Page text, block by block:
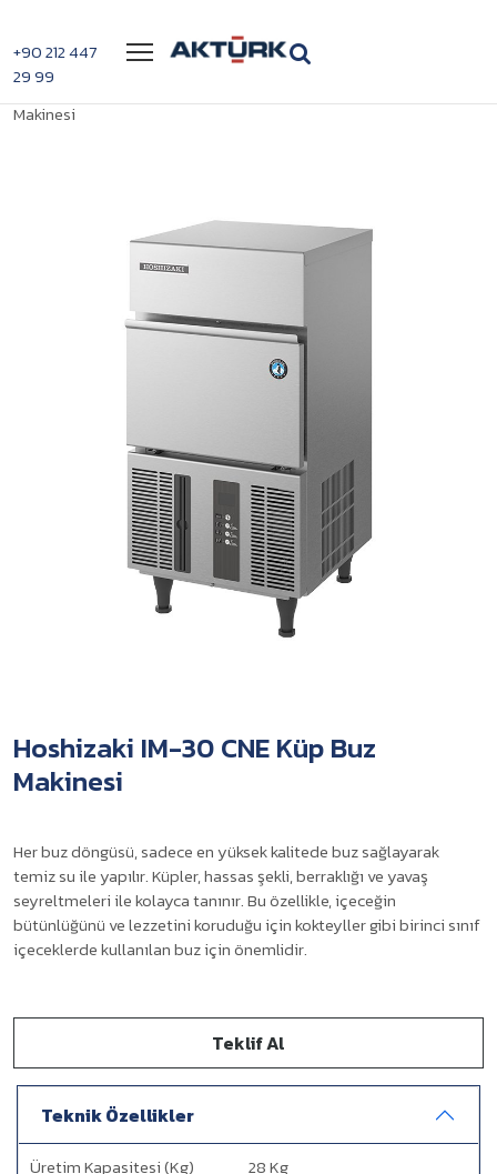
+90 212 447
29 99
Menü
Makinesi
Hoshizaki IM-30 CNE Küp Buz
Makinesi
Her buz döngüsü, sadece en yüksek kalitede buz sağlayarak
temiz su ile yapılır. Küpler, hassas şekli, berraklığı ve yavaş
seyreltmeleri ile kolayca tanınır. Bu özellikle, içeceğin
bütünlüğünü ve lezzetini koruduğu için kokteyller gibi birinci sınıf
içeceklerde kullanılan buz için önemlidir.
Teklif Al
Teknik Özellikler
Üretim Kapasitesi (Kg)
28 Kg